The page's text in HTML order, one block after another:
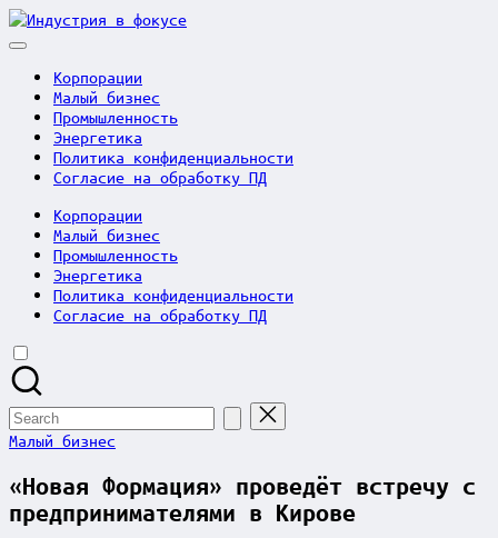
Skip
to
Индустрия
Корпорации
Малый бизнес
Промышленность
Энергетика
Политика конфиденциальности
Согласие на обработку ПД
Корпорации
Малый бизнес
Промышленность
Энергетика
Политика конфиденциальности
Согласие на обработку ПД
Search
for:
Posted
Малый бизнес
«Новая Формация» проведёт встречу с
предпринимателями в Кирове